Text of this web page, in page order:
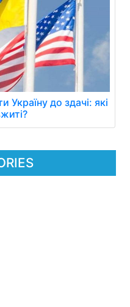
до здачі: які